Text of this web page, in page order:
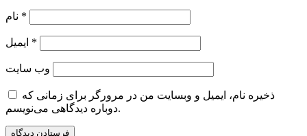
*
*
وب‌ سایت
ذخیره نام، ایمیل و وبسایت من در مرورگر برای زمانی که
دوباره دیدگاهی می‌نویسم.